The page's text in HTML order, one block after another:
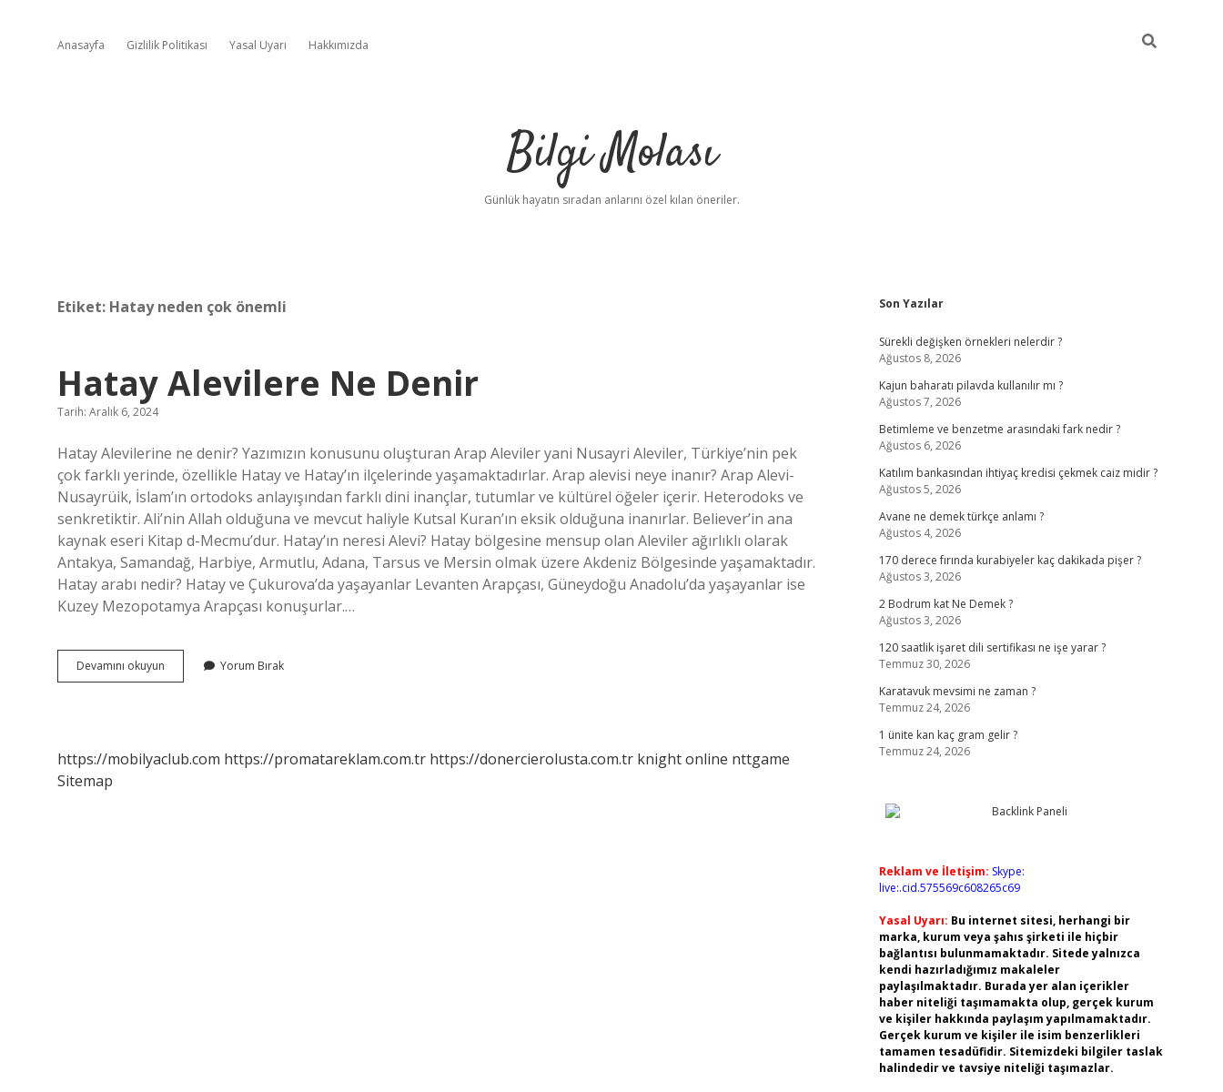
Anasayfa Gizlilik Politikası Yasal Uyarı Hakkımızda
Bilgi Molası
Günlük hayatın sıradan anlarını özel kılan öneriler.
Etiket: Hatay neden çok önemli
Hatay Alevilere Ne Denir
Tarih: Aralık 6, 2024
Hatay Alevilerine ne denir? Yazımızın konusunu oluşturan Arap Aleviler yani Nusayri Aleviler, Türkiye’nin pek
çok farklı yerinde, özellikle Hatay ve Hatay’ın ilçelerinde yaşamaktadırlar. Arap alevisi neye inanır? Arap Alevi-
Nusayrüik, İslam’ın ortodoks anlayışından farklı dini inançlar, tutumlar ve kültürel öğeler içerir. Heterodoks ve
senkretiktir. Ali’nin Allah olduğuna ve mevcut haliyle Kutsal Kuran’ın eksik olduğuna inanırlar. Believer’in ana
kaynak eseri Kitap d-Mecmu’dur. Hatay’ın neresi Alevi? Hatay bölgesine mensup olan Aleviler ağırlıklı olarak
Antakya, Samandağ, Harbiye, Armutlu, Adana, Tarsus ve Mersin olmak üzere Akdeniz Bölgesinde yaşamaktadır.
Hatay arabı nedir? Hatay ve Çukurova’da yaşayanlar Levanten Arapçası, Güneydoğu Anadolu’da yaşayanlar ise
Kuzey Mezopotamya Arapçası konuşurlar.…
Devamını okuyun
Alevilere
Yorum Bırak
https://mobilyaclub.com https://promatareklam.com.tr https://donercierolusta.com.tr knight online nttgame
Sitemap
Sidebar
Son Yazılar
Sürekli değişken örnekleri nelerdir ?
Ağustos 8, 2026
Kajun baharatı pilavda kullanılır mı ?
Ağustos 7, 2026
Betimleme ve benzetme arasındaki fark nedir ?
Ağustos 6, 2026
Katılım bankasından ihtiyaç kredisi çekmek caiz midir ?
Ağustos 5, 2026
Avane ne demek türkçe anlamı ?
Ağustos 4, 2026
170 derece fırında kurabiyeler kaç dakikada pişer ?
Ağustos 3, 2026
2 Bodrum kat Ne Demek ?
Ağustos 3, 2026
120 saatlik işaret dili sertifikası ne işe yarar ?
Temmuz 30, 2026
Karatavuk mevsimi ne zaman ?
Temmuz 24, 2026
1 ünite kan kaç gram gelir ?
Temmuz 24, 2026
Reklam ve İletişim: Skype:
live:.cid.575569c608265c69
Yasal Uyarı: Bu internet sitesi, herhangi bir
marka, kurum veya şahıs şirketi ile hiçbir
bağlantısı bulunmamaktadır. Sitede yalnızca
kendi hazırladığımız makaleler
paylaşılmaktadır. Burada yer alan içerikler
haber niteliği taşımamakta olup, gerçek kurum
ve kişiler hakkında paylaşım yapılmamaktadır.
Gerçek kurum ve kişiler ile isim benzerlikleri
tamamen tesadüfidir. Sitemizdeki bilgiler taslak
halindedir ve tavsiye niteliği taşımazlar.